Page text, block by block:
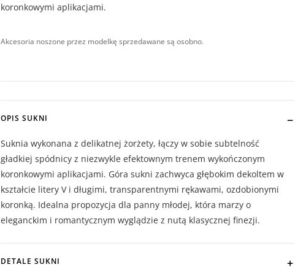
koronkowymi aplikacjami.
Akcesoria noszone przez modelkę sprzedawane są osobno.
OPIS SUKNI
Suknia wykonana z delikatnej żorżety, łączy w sobie subtelność
gładkiej spódnicy z niezwykle efektownym trenem wykończonym
koronkowymi aplikacjami. Góra sukni zachwyca głębokim dekoltem w
kształcie litery V i długimi, transparentnymi rękawami, ozdobionymi
koronką. Idealna propozycja dla panny młodej, która marzy o
eleganckim i romantycznym wyglądzie z nutą klasycznej finezji.
DETALE SUKNI